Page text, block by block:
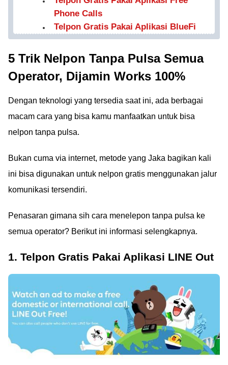
Phone Calls
Telpon Gratis Pakai Aplikasi BlueFi
5 Trik Nelpon Tanpa Pulsa Semua
Operator, Dijamin Works 100%
Dengan teknologi yang tersedia saat ini, ada berbagai
macam cara yang bisa kamu manfaatkan untuk bisa
nelpon tanpa pulsa.
Bukan cuma via internet, metode yang Jaka bagikan kali
ini bisa digunakan untuk nelpon gratis menggunakan jalur
komunikasi tersendiri.
Penasaran gimana sih cara menelepon tanpa pulsa ke
semua operator? Berikut ini informasi selengkapnya.
1. Telpon Gratis Pakai Aplikasi LINE Out